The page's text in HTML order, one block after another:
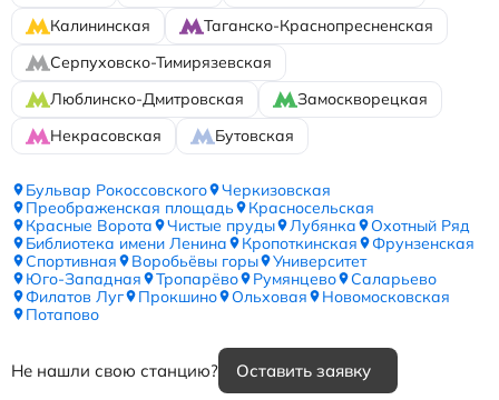
Калининская
Таганско-Краснопресненская
Серпуховско-Тимирязевская
Люблинско-Дмитровская
Замоскворецкая
Некрасовская
Бутовская
Бульвар Рокоссовского
Черкизовская
Преображенская площадь
Красносельская
Красные Ворота
Чистые пруды Лубянка
Охотный Ряд
Библиотека имени Ленина
Кропоткинская
Фрунзенская
Спортивная
Воробьёвы горы
Университет
Юго-Западная
Тропарёво Румянцево
Саларьево
Филатов Луг
Прокшино Ольховая
Новомосковская
Потапово
Не нашли свою станцию? Оставить заявку